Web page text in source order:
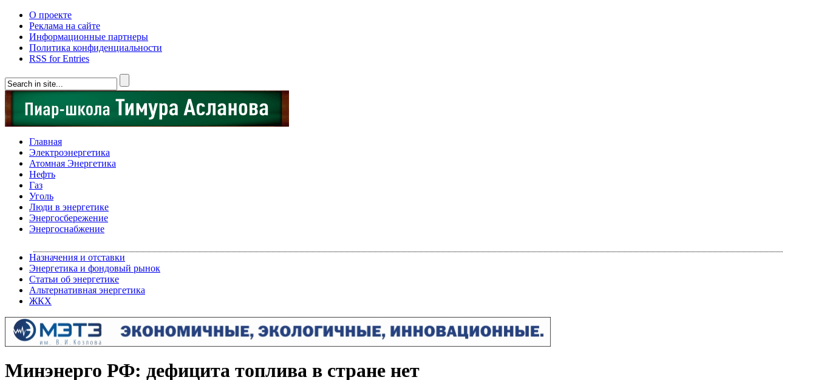
О проекте
Реклама на сайте
Информационные партнеры
Политика конфиденциальности
RSS for Entries
Главная
Электроэнергетика
Атомная Энергетика
Нефть
Газ
Уголь
Люди в энергетике
Энергосбережение
Энергоснабжение
Назначения и отставки
Энергетика и фондовый рынок
Статьи об энергетике
Альтернативная энергетика
ЖКХ
Минэнерго РФ: дефицита топлива в стране нет